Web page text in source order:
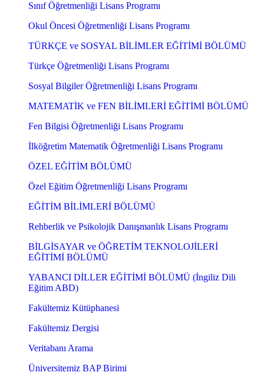
Sınıf Öğretmenliği Lisans Programı
Okul Öncesi Öğretmenliği Lisans Programı
TÜRKÇE ve SOSYAL BİLİMLER EĞİTİMİ BÖLÜMÜ
Türkçe Öğretmenliği Lisans Programı
Sosyal Bilgiler Öğretmenliği Lisans Programı
MATEMATİK ve FEN BİLİMLERİ EĞİTİMİ BÖLÜMÜ
Fen Bilgisi Öğretmenliği Lisans Programı
İlköğretim Matematik Öğretmenliği Lisans Programı
ÖZEL EĞİTİM BÖLÜMÜ
Özel Eğitim Öğretmenliği Lisans Programı
EĞİTİM BİLİMLERİ BÖLÜMÜ
Rehberlik ve Psikolojik Danışmanlık Lisans Programı
BİLGİSAYAR ve ÖĞRETİM TEKNOLOJİLERİ
EĞİTİMİ BÖLÜMÜ
YABANCI DİLLER EĞİTİMİ BÖLÜMÜ (İngiliz Dili
Eğitim ABD)
Fakültemiz Kütüphanesi
Fakültemiz Dergisi
Veritabanı Arama
Üniversitemiz BAP Birimi